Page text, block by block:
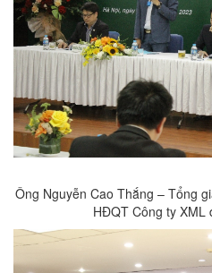
Ông Nguyễn Cao Thắng – Tổng
HĐQT Công ty XML